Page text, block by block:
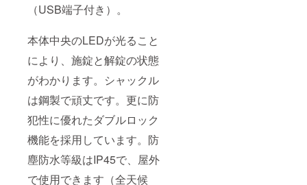
（USB端子付き）。
本体中央のLEDが光ること
により、施錠と解錠の状態
がわかります。シャックル
は鋼製で頑丈です。更に防
犯性に優れたダブルロック
機能を採用しています。防
塵防水等級はIP45で、屋外
で使用できます（全天候